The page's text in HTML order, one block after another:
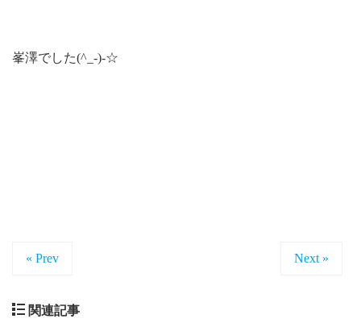
峯澤でした(^_-)-☆
« Prev Next »
関連記事